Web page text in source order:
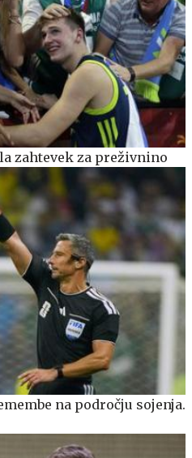
zahtevek za preživnino
na področju sojenja.